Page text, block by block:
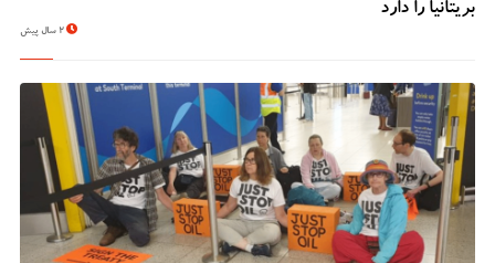
بریتانیا را دارد
2 سال پیش